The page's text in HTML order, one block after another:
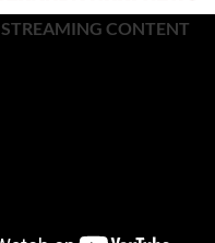
STREAMING CONTENT